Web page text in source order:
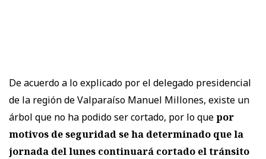
De acuerdo a lo explicado por el delegado presidencial
de la región de Valparaíso Manuel Millones, existe un
árbol que no ha podido ser cortado, por lo quepor
motivos de seguridad se ha determinado que la
jornada del lunes continuará cortado el tránsito